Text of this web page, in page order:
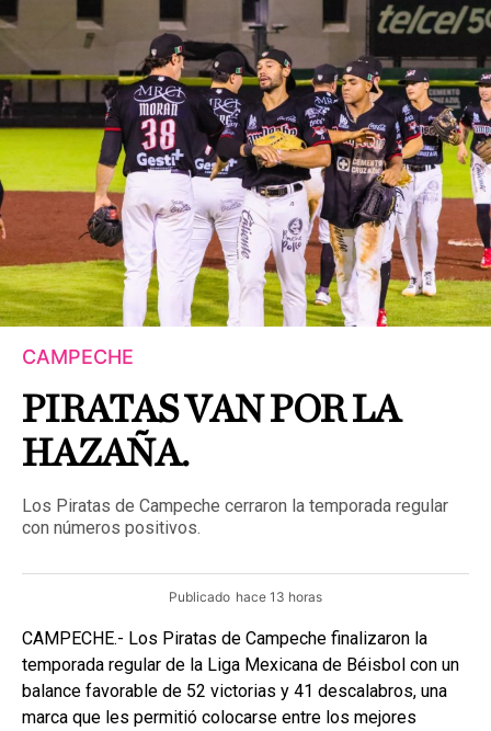
CAMPECHE
PIRATAS VAN POR LA
HAZAÑA.
Los Piratas de Campeche cerraron la temporada regular
con números positivos.
Publicado hace 13 horas
CAMPECHE.- Los Piratas de Campeche finalizaron la
temporada regular de la Liga Mexicana de Béisbol con un
balance favorable de 52 victorias y 41 descalabros, una
marca que les permitió colocarse entre los mejores